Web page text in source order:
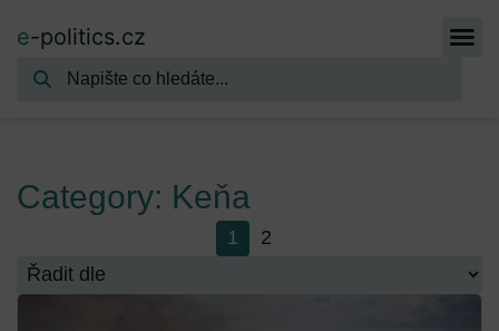
e-politics.cz
Category: Keňa
1 2